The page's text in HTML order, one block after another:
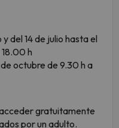
del 14 de julio hasta el
h
octubre de 9.30 h a
gratuitamente
por un adulto.